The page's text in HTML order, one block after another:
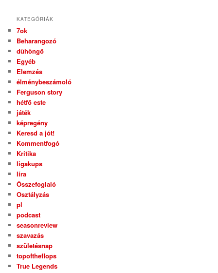
KATEGÓRIÁK
7ok
Beharangozó
dühöngő
Egyéb
Elemzés
élménybeszámoló
Ferguson story
hétfő este
játék
képregény
Keresd a jót!
Kommentfogó
Kritika
ligakups
líra
Összefoglaló
Osztályzás
pl
podcast
seasonreview
szavazás
születésnap
topoftheflops
True Legends